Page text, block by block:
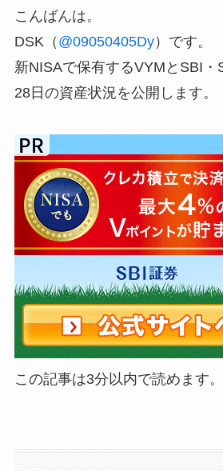
こんばんは。
DSK（ @09050405Dy）です。
新NISAで保有するVYMとSBI・
28日の資産状況を公開します。
この記事は3分以内で読めます。